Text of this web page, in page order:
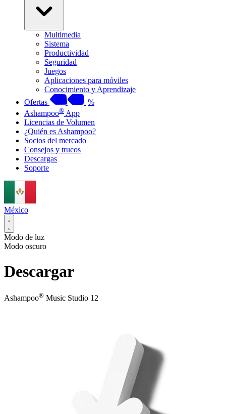
Multimedia
Sistema
Productividad
Seguridad
Juegos
Aplicaciones para móviles
Conocimiento y Aprendizaje
Ofertas
%
Ashampoo® App
Licencias de Volumen
¿Quién es Ashampoo?
Socios del mercado
Consejos y trucos
Descargas
Soporte
México
Modo de luz
Modo oscuro
Descargar
Ashampoo® Music Studio 12